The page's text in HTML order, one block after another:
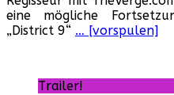
eine mögliche
„District 9“ … [vorspulen]
Trailer!